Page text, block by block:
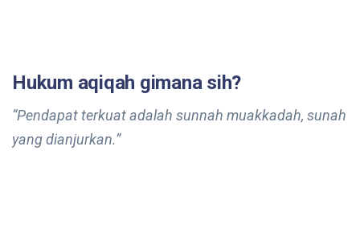
Hukum aqiqah gimana sih?
“Pendapat terkuat adalah sunnah muakkadah, sunah
yang dianjurkan.”